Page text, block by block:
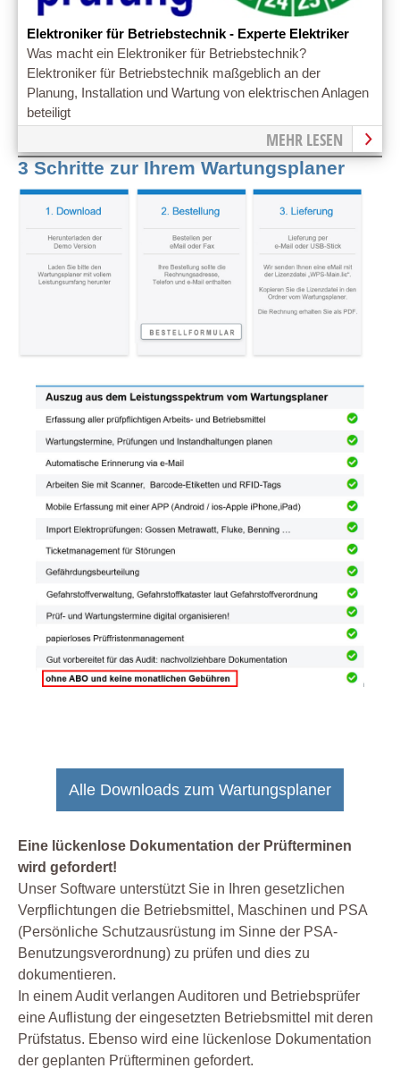
Elektroniker für Betriebstechnik - Experte Elektriker
Was macht ein Elektroniker für Betriebstechnik?
Elektroniker für Betriebstechnik maßgeblich an der
Planung, Installation und Wartung von elektrischen Anlagen
beteiligt
MEHR LESEN
3 Schritte zur Ihrem Wartungsplaner
Alle Downloads zum Wartungsplaner
Eine lückenlose Dokumentation der Prüfterminen
wird gefordert!
Unser Software unterstützt Sie in Ihren gesetzlichen
Verpflichtungen die Betriebsmittel, Maschinen und PSA
(Persönliche Schutzausrüstung im Sinne der PSA-
Benutzungsverordnung) zu prüfen und dies zu
dokumentieren.
In einem Audit verlangen Auditoren und Betriebsprüfer
eine Auflistung der eingesetzten Betriebsmittel mit deren
Prüfstatus. Ebenso wird eine lückenlose Dokumentation
der geplanten Prüfterminen gefordert.